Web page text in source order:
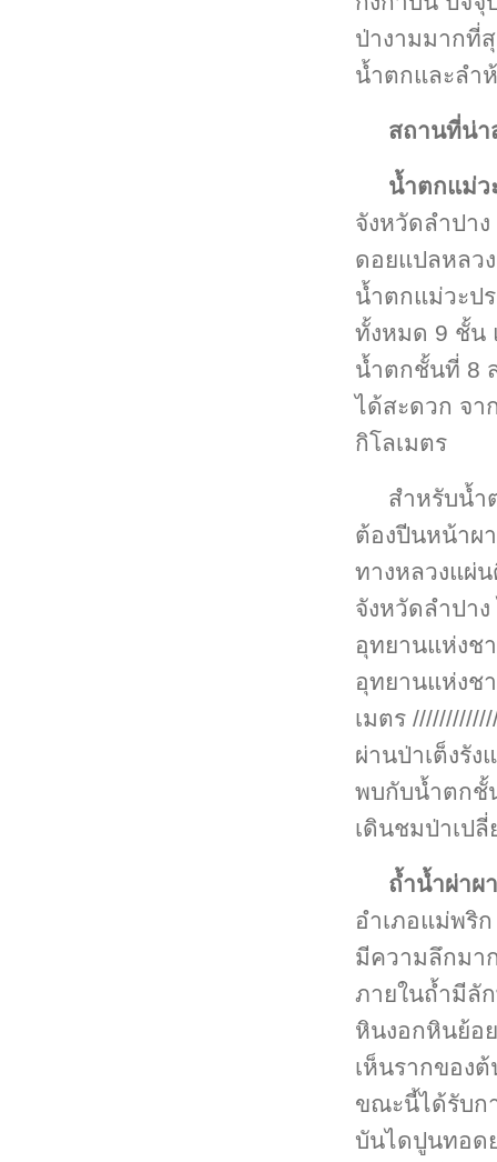
ป่างามมากที่
น้ำตกและลำ
สถานที่น่า
น้ำตกแม่ว
จังหวัดลำปา
ดอยแปลหลว
น้ำตกแม่วะป
ทั้งหมด 9 ชั้น
น้ำตกชั้นที่ 8
ได้สะดวก จา
กิโลเมตร
สำหรับน้ำ
ต้องปีนหน้าผ
ทางหลวงแผ่
จังหวัดลำปา
อุทยานแห่งช
อุทยานแห่งช
เมตร
ผ่านป่าเต็งรั
พบกับน้ำตกชั้
เดินชมป่าเป
ถ้ำน้ำผ่าผ
อำเภอแม่พริ
มีความลึกมา
ภายในถ้ำมีลั
หินงอกหินย้อ
เห็นรากของ
ขณะนี้ได้รับก
บันไดปูนทอด